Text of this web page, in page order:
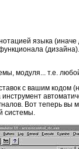
языка
модуля... т.е.
с вашим
Вот теперь
системы.